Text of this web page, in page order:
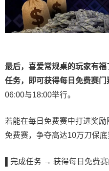
最后，喜爱常规桌的玩家有
任务，即可获得每日免费赛
06:00与18:00举行。
若能在每日免费赛中打进奖
免费赛，争夺高达10万刀保底
完成任务 → 获得每日免费